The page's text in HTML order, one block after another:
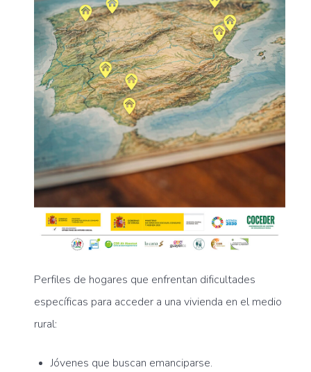
Perfiles de hogares que enfrentan dificultades
específicas para acceder a una vivienda en el medio
rural:
Jóvenes que buscan emanciparse.